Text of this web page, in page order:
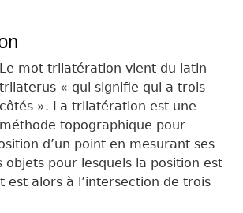
Le mot trilatération vient du latin
trilaterus « qui signifie qui a trois
côtés ». La trilatération est une
méthode topographique pour
d’un point en mesurant ses
objets pour lesquels la position est
est alors à l’intersection de trois